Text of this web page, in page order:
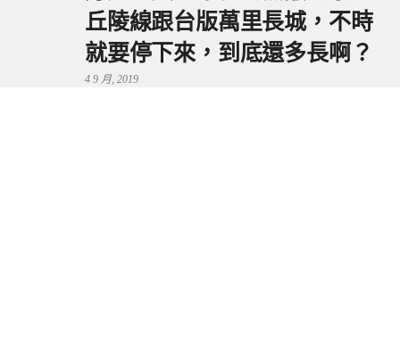
丘陵線跟台版萬里長城，不時
就要停下來，到底還多長啊？
4 9 月, 2019